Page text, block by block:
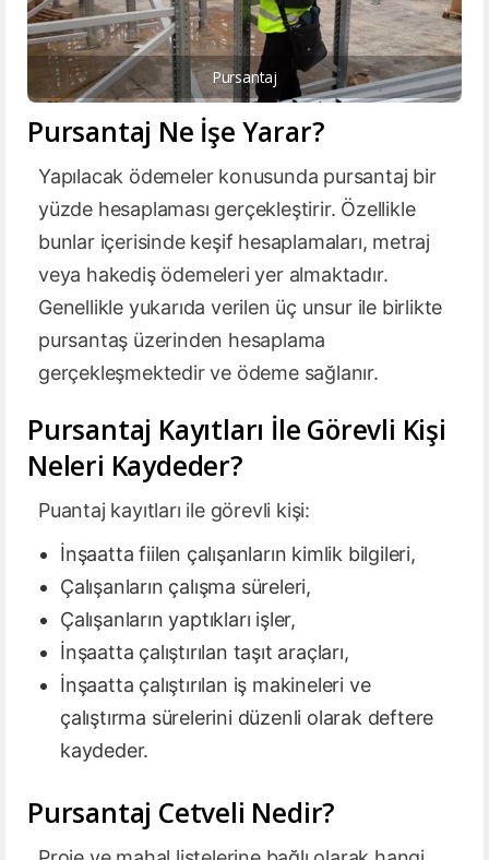
Pursantaj
Pursantaj Ne İşe Yarar?
Yapılacak ödemeler konusunda pursantaj bir
yüzde hesaplaması gerçekleştirir. Özellikle
bunlar içerisinde keşif hesaplamaları, metraj
veya hakediş ödemeleri yer almaktadır.
Genellikle yukarıda verilen üç unsur ile birlikte
pursantaş üzerinden hesaplama
gerçekleşmektedir ve ödeme sağlanır.
Pursantaj Kayıtları İle Görevli Kişi
Neleri Kaydeder?
Puantaj kayıtları ile görevli kişi:
İnşaatta fiilen çalışanların kimlik bilgileri,
Çalışanların çalışma süreleri,
Çalışanların yaptıkları işler,
İnşaatta çalıştırılan taşıt araçları,
İnşaatta çalıştırılan iş makineleri ve
çalıştırma sürelerini düzenli olarak deftere
kaydeder.
Pursantaj Cetveli Nedir?